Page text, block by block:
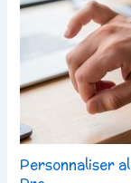
Personnaliser